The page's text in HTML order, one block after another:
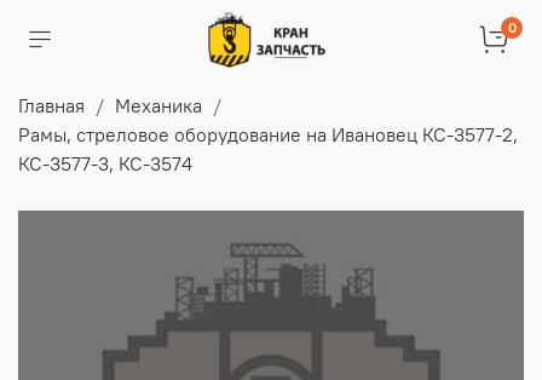
0
Главная
Механика
Рамы, стреловое оборудование на Ивановец КС-3577-2,
КС-3577-3, КС-3574